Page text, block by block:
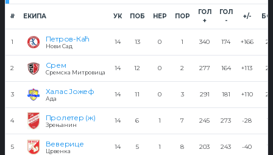
# ЕКИПА УК ПОБ НЕР ПОР
ГОЛ
+
ГОЛ
-
+/-
1 Петров-Каћ
Нови Сад
14 13 0 1 340 174 +166 26
2 Срем
Сремска Митровица
14 12 0 2 277 164 +113 24
3 Халас Јожеф
Ада
14 11 0 3 291 181 +110 22
4 Пролетер (ж)
Зрењанин
14 6 1 7 245 273 -28 13
5 Веверице
Црвенка
14 5 1 8 203 243 -40 11